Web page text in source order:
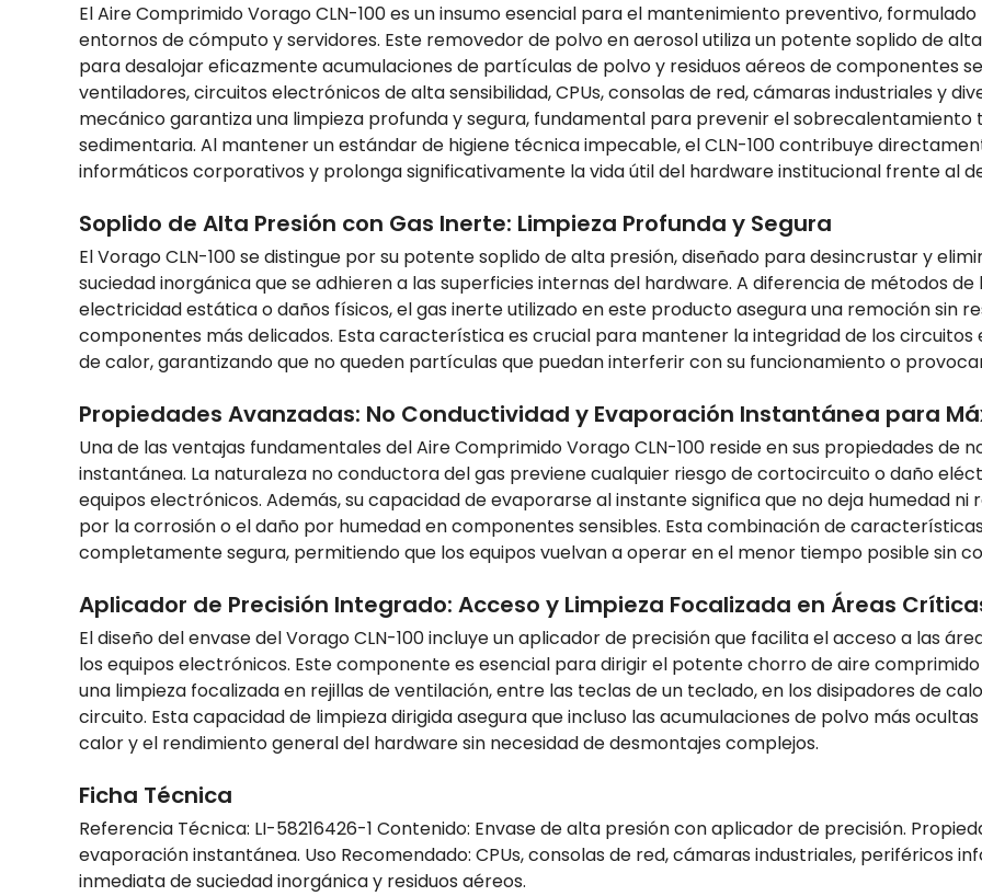
El Aire Comprimido Vorago CLN-100 es un insumo esencial para el mantenimiento preventivo,
entornos de cómputo y servidores. Este removedor de polvo en aerosol utiliza un potente soplido de
para desalojar eficazmente acumulaciones de partículas de polvo y residuos aéreos de componentes
ventiladores, circuitos electrónicos de alta sensibilidad, CPUs, consolas de red, cámaras industriales y
mecánico garantiza una limpieza profunda y segura, fundamental para prevenir el
sedimentaria. Al mantener un estándar de higiene técnica impecable, el CLN-100 contribuye
informáticos corporativos y prolonga significativamente la vida útil del hardware institucional frente al
Soplido de Alta Presión con Gas Inerte: Limpieza Profunda y Segura
El Vorago CLN-100 se distingue por su potente soplido de alta presión, diseñado para desincrustar y
suciedad inorgánica que se adhieren a las superficies internas del hardware. A diferencia de métodos
electricidad estática o daños físicos, el gas inerte utilizado en este producto asegura una remoción sin
componentes más delicados. Esta característica es crucial para mantener la integridad de los circuitos
de calor, garantizando que no queden partículas que puedan interferir con su funcionamiento o
Propiedades Avanzadas: No Conductividad y Evaporación Instantánea para
Una de las ventajas fundamentales del Aire Comprimido Vorago CLN-100 reside en sus propiedades
instantánea. La naturaleza no conductora del gas previene cualquier riesgo de cortocircuito o daño
equipos electrónicos. Además, su capacidad de evaporarse al instante significa que no deja humedad ni
por la corrosión o el daño por humedad en componentes sensibles. Esta combinación de
completamente segura, permitiendo que los equipos vuelvan a operar en el menor tiempo posible sin
Aplicador de Precisión Integrado: Acceso y Limpieza Focalizada en Áreas
El diseño del envase del Vorago CLN-100 incluye un aplicador de precisión que facilita el acceso a las
los equipos electrónicos. Este componente es esencial para dirigir el potente chorro de aire
una limpieza focalizada en rejillas de ventilación, entre las teclas de un teclado, en los disipadores de
circuito. Esta capacidad de limpieza dirigida asegura que incluso las acumulaciones de polvo más
calor y el rendimiento general del hardware sin necesidad de desmontajes complejos.
Ficha Técnica
Referencia Técnica: LI-58216426-1 Contenido: Envase de alta presión con aplicador de precisión.
evaporación instantánea. Uso Recomendado: CPUs, consolas de red, cámaras industriales, periféricos
inmediata de suciedad inorgánica y residuos aéreos.